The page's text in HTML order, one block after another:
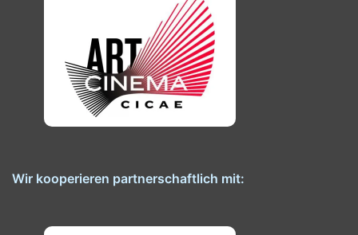
Wir kooperieren partnerschaftlich mit: